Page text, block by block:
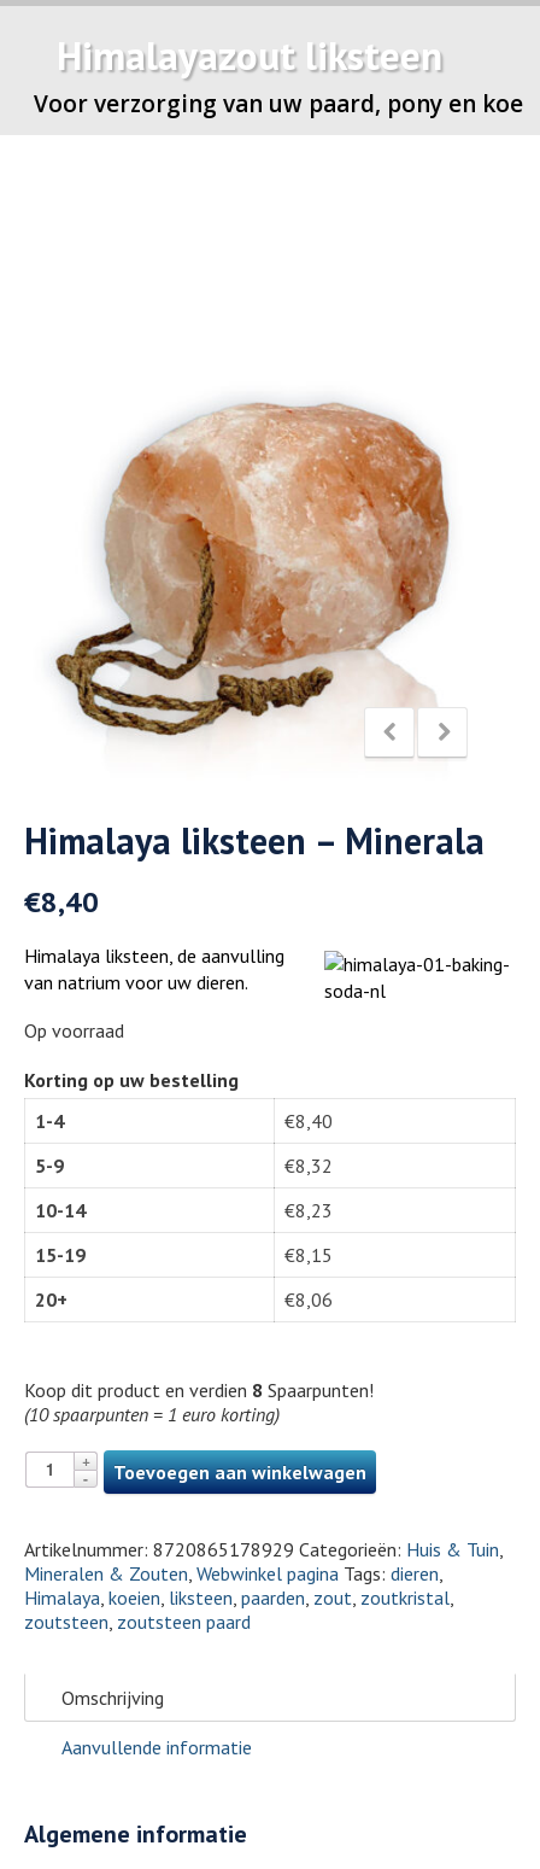
Himalayazout liksteen
Voor verzorging van uw paard, pony en koe
Himalaya liksteen – Minerala
€8,40
Himalaya liksteen, de aanvulling
van natrium voor uw dieren.
Op voorraad
Korting op uw bestelling
1-4
€8,40
5-9
€8,32
10-14
€8,23
15-19
€8,15
20+
€8,06
Koop dit product en verdien 8 Spaarpunten!
(10 spaarpunten = 1 euro korting)
Toevoegen aan winkelwagen
Artikelnummer: 8720865178929 Categorieën: Huis & Tuin
Mineralen & Zouten Webwinkel pagina Tags: dieren
Himalaya koeien liksteen paarden zout zoutkristal
zoutsteen zoutsteen paard
Omschrijving
Aanvullende informatie
Algemene informatie